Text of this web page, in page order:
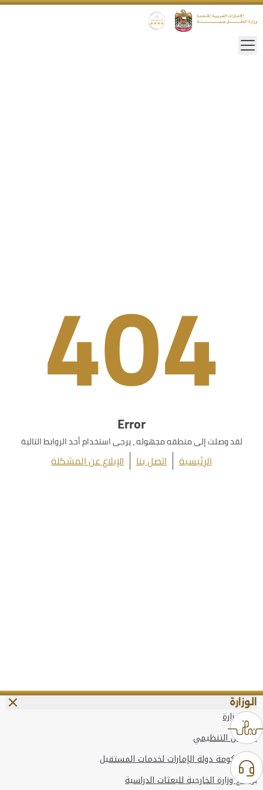
404
Error
لقد وصلت إلى منطقه مجهوله ، يرجى استخدام أحد الروابط التالية
الرئيسية اتصل بنا الإبلاغ عن المشكلة
الوزارة
عن الوزارة
الهيكل التنظيمي
وعد حكومة دولة الإمارات لخدمات المستقبل
برنامج وزارة الخارجية للبعثات الدراسية